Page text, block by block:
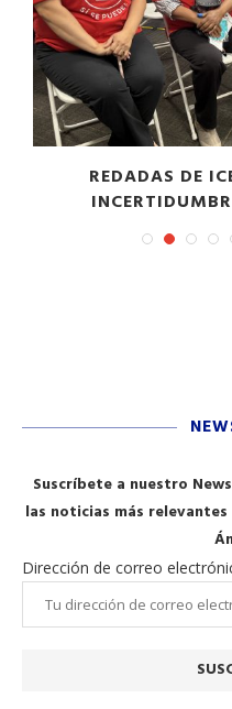
​REDADAS DE
Suscríbete a nuestro
las noticias más
Dirección de correo